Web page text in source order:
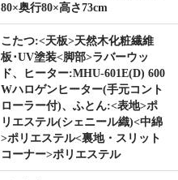
80×奥行80×高さ73cm
こたつ:<天板>天然木化粧繊維
板･UV塗装<脚部>ラバーウッ
ド、ヒーター:MHU-601E(D) 600
Wハロゲンヒーター(手元コント
ローラー付)、ふとん:<表地>ポ
リエステル(シェニール織)<中綿
>ポリエステル<裏地・スリット
コーナー>ポリエステル